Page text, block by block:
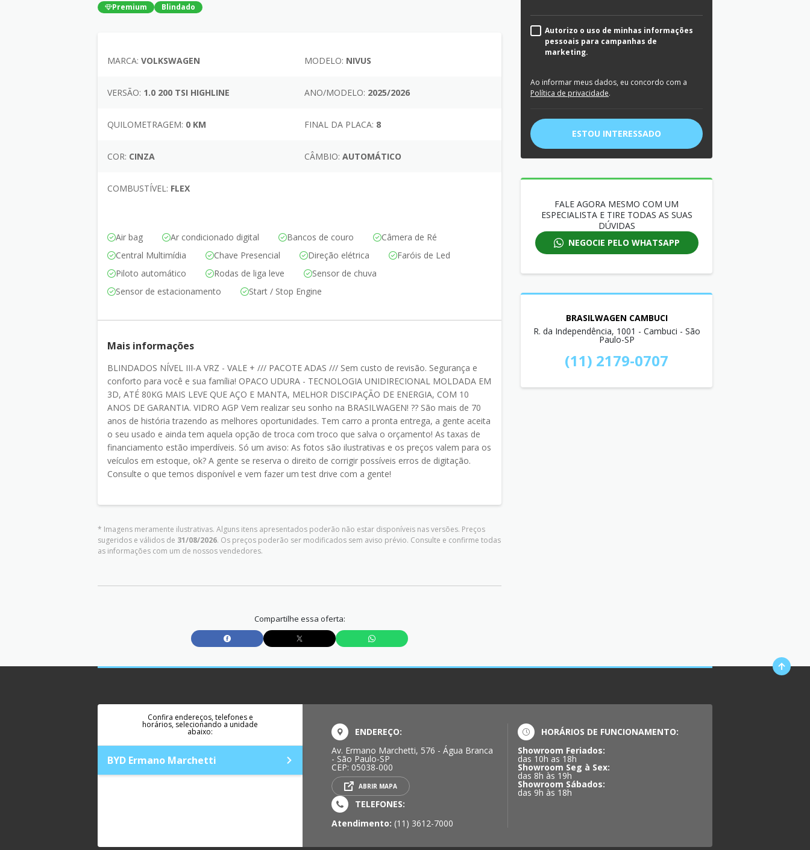
Premium Blindado
MARCA: VOLKSWAGEN MODELO: NIVUS
VERSÃO: 1.0 200 TSI HIGHLINE ANO/MODELO: 2025/2026
QUILOMETRAGEM: 0 KM FINAL DA PLACA: 8
COR: CINZA CÂMBIO: AUTOMÁTICO
COMBUSTÍVEL: FLEX
Air bag Ar condicionado digital Bancos de couro
Câmera de Ré
Central Multimídia
Chave Presencial Direção elétrica
Faróis de Led
Piloto automático
Rodas de liga leve
Sensor de chuva
Sensor de estacionamento
Start / Stop Engine
Mais informações
BLINDADOS NÍVEL III-A VRZ - VALE + /// PACOTE ADAS /// Sem custo de revisão. Segurança e
conforto para você e sua família! OPACO UDURA - TECNOLOGIA UNIDIRECIONAL MOLDADA EM
3D, ATÉ 80KG MAIS LEVE QUE AÇO E MANTA, MELHOR DISCIPAÇÃO DE ENERGIA, COM 10
ANOS DE GARANTIA. VIDRO AGP Vem realizar seu sonho na BRASILWAGEN! ?? São mais de 70
anos de história trazendo as melhores oportunidades. Tem carro a pronta entrega, a gente aceita
o seu usado e ainda tem aquela opção de troca com troco que salva o orçamento! As taxas de
financiamento estão imperdíveis. Só um aviso: As fotos são ilustrativas e os preços valem para os
veículos em estoque, ok? A gente se reserva o direito de corrigir possíveis erros de digitação.
Consulte o que temos disponível e vem fazer um test drive com a gente!
* Imagens meramente ilustrativas. Alguns itens apresentados poderão não estar disponíveis nas versões. Preços
sugeridos e válidos de 31/08/2026. Os preços poderão ser modificados sem aviso prévio. Consulte e confirme todas
as informações com um de nossos vendedores.
Compartilhe essa oferta:
Autorizo o uso de minhas informações
pessoais para campanhas de
marketing.
Ao informar meus dados, eu concordo com a
Política de privacidade.
ESTOU INTERESSADO
FALE AGORA MESMO COM UM
ESPECIALISTA E TIRE TODAS AS SUAS
DÚVIDAS
NEGOCIE PELO WHATSAPP
BRASILWAGEN CAMBUCI
R. da Independência, 1001 - Cambuci - São
Paulo-SP
(11) 2179-0707
Confira endereços, telefones e
horários, selecionando a unidade
abaixo:
BYD Ermano Marchetti
ENDEREÇO:
Av. Ermano Marchetti, 576 - Água Branca
- São Paulo-SP
CEP: 05038-000
ABRIR MAPA
TELEFONES:
Atendimento: (11) 3612-7000
HORÁRIOS DE FUNCIONAMENTO:
Showroom Feriados:
das 10h as 18h
Showroom Seg à Sex:
das 8h às 19h
Showroom Sábados:
das 9h às 18h